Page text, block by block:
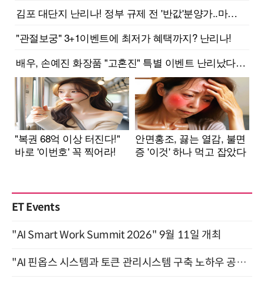
ET Events
"AI Smart Work Summit 2026" 9월 11일 개최
"AI 핀옵스 시스템과 토큰 관리시스템 구축 노하우 공개" 잠실 한국광고문화회관 2층 대회의실 (8/21)